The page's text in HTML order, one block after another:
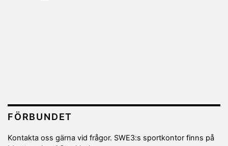
FÖRBUNDET
Kontakta oss gärna vid frågor. SWE3:s sportkontor finns på